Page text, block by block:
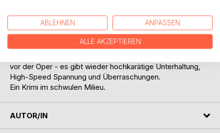
Marc H. Muelle steht für rasante, abwechslungsreiche
Literatur, die sich nicht allzu ernst nimmt. In Tuntenkiller
schöpft er wieder aus dem Vollen: Mördersuche in der
Disco, der geheimnisvolle „Excellence Club“,
vor der Oper - es gibt wieder hochkarätige Unterhaltung,
High-Speed Spannung und Überraschungen.
Ein Krimi im schwulen Milieu.
AUTOR/IN
ABLEHNEN ANPASSEN
ALLE AKZEPTIEREN